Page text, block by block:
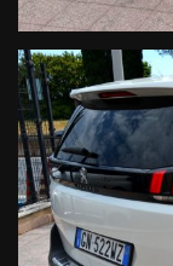
- Sedili regolabili in
- Volante regolabile
- Servosterzo
- Chiusura
- Alzacristalli
- Volante
- Regolazione
- Cruise control
- Bracciolo
- Vetri privacy
- Interni in misto